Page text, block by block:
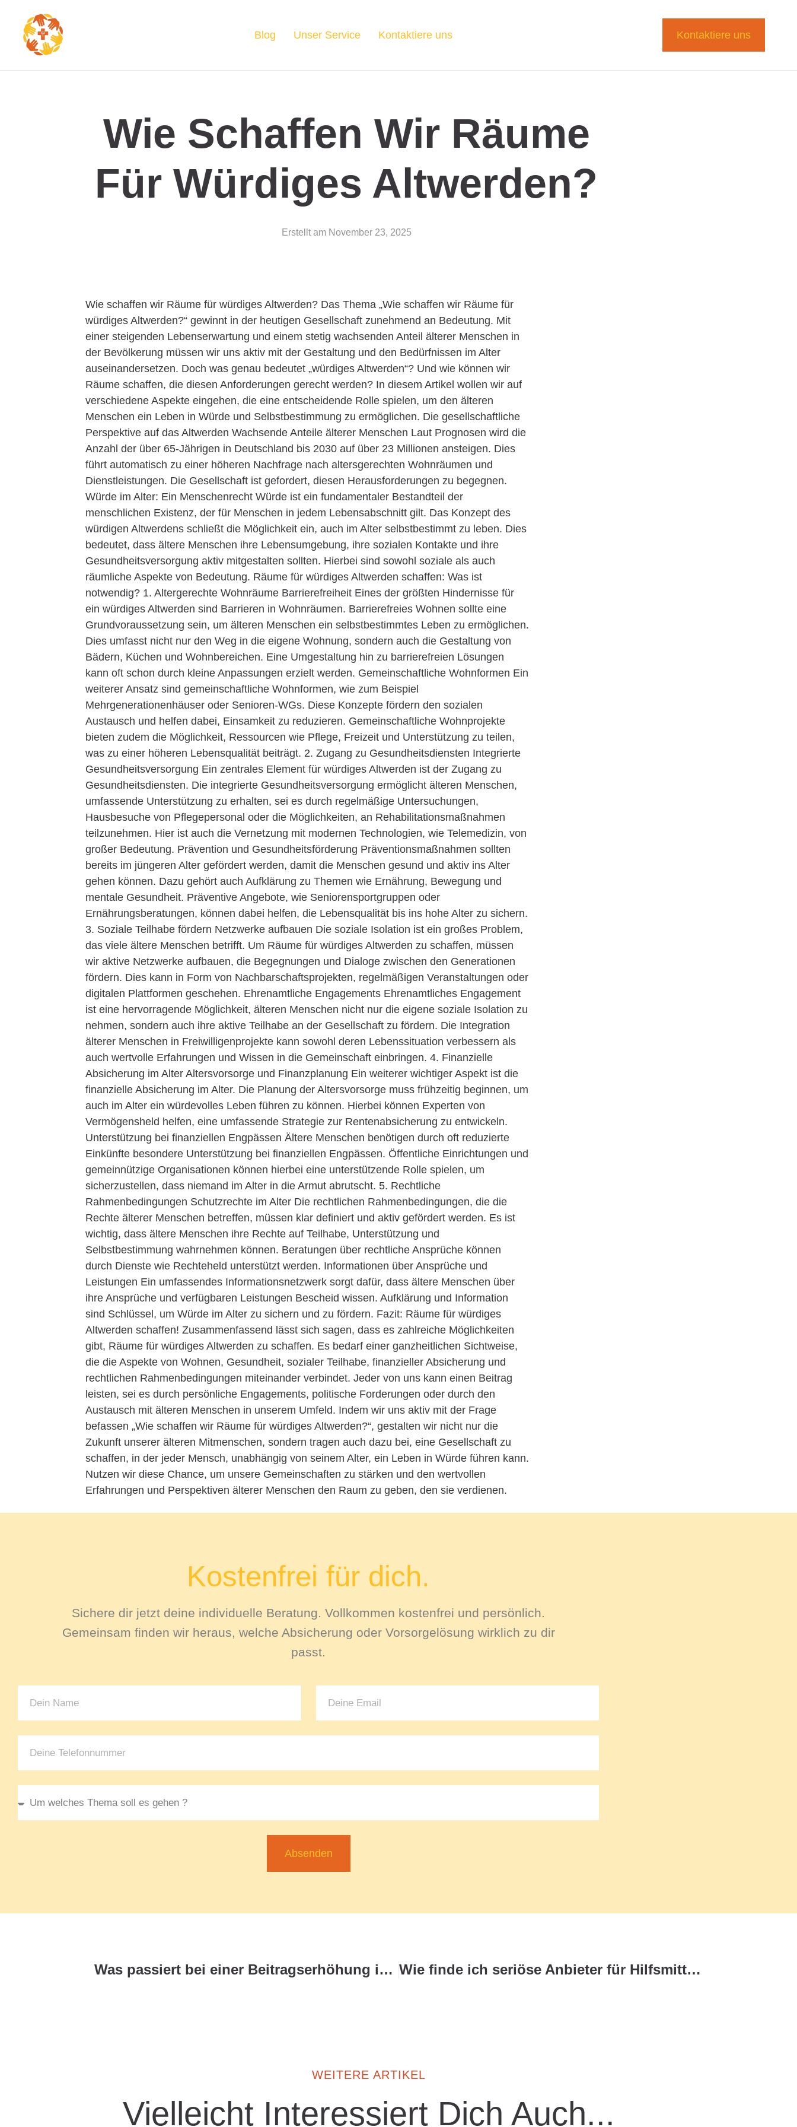
Blog Unser Service Kontaktiere uns Kontaktiere uns
Wie Schaffen Wir Räume
Für Würdiges Altwerden?
Erstellt am November 23, 2025
Wie schaffen wir Räume für würdiges Altwerden? Das Thema „Wie schaffen wir Räume für
würdiges Altwerden?“ gewinnt in der heutigen Gesellschaft zunehmend an Bedeutung. Mit
einer steigenden Lebenserwartung und einem stetig wachsenden Anteil älterer Menschen in
der Bevölkerung müssen wir uns aktiv mit der Gestaltung und den Bedürfnissen im Alter
auseinandersetzen. Doch was genau bedeutet „würdiges Altwerden“? Und wie können wir
Räume schaffen, die diesen Anforderungen gerecht werden? In diesem Artikel wollen wir auf
verschiedene Aspekte eingehen, die eine entscheidende Rolle spielen, um den älteren
Menschen ein Leben in Würde und Selbstbestimmung zu ermöglichen. Die gesellschaftliche
Perspektive auf das Altwerden Wachsende Anteile älterer Menschen Laut Prognosen wird die
Anzahl der über 65-Jährigen in Deutschland bis 2030 auf über 23 Millionen ansteigen. Dies
führt automatisch zu einer höheren Nachfrage nach altersgerechten Wohnräumen und
Dienstleistungen. Die Gesellschaft ist gefordert, diesen Herausforderungen zu begegnen.
Würde im Alter: Ein Menschenrecht Würde ist ein fundamentaler Bestandteil der
menschlichen Existenz, der für Menschen in jedem Lebensabschnitt gilt. Das Konzept des
würdigen Altwerdens schließt die Möglichkeit ein, auch im Alter selbstbestimmt zu leben. Dies
bedeutet, dass ältere Menschen ihre Lebensumgebung, ihre sozialen Kontakte und ihre
Gesundheitsversorgung aktiv mitgestalten sollten. Hierbei sind sowohl soziale als auch
räumliche Aspekte von Bedeutung. Räume für würdiges Altwerden schaffen: Was ist
notwendig? 1. Altergerechte Wohnräume Barrierefreiheit Eines der größten Hindernisse für
ein würdiges Altwerden sind Barrieren in Wohnräumen. Barrierefreies Wohnen sollte eine
Grundvoraussetzung sein, um älteren Menschen ein selbstbestimmtes Leben zu ermöglichen.
Dies umfasst nicht nur den Weg in die eigene Wohnung, sondern auch die Gestaltung von
Bädern, Küchen und Wohnbereichen. Eine Umgestaltung hin zu barrierefreien Lösungen
kann oft schon durch kleine Anpassungen erzielt werden. Gemeinschaftliche Wohnformen Ein
weiterer Ansatz sind gemeinschaftliche Wohnformen, wie zum Beispiel
Mehrgenerationenhäuser oder Senioren-WGs. Diese Konzepte fördern den sozialen
Austausch und helfen dabei, Einsamkeit zu reduzieren. Gemeinschaftliche Wohnprojekte
bieten zudem die Möglichkeit, Ressourcen wie Pflege, Freizeit und Unterstützung zu teilen,
was zu einer höheren Lebensqualität beiträgt. 2. Zugang zu Gesundheitsdiensten Integrierte
Gesundheitsversorgung Ein zentrales Element für würdiges Altwerden ist der Zugang zu
Gesundheitsdiensten. Die integrierte Gesundheitsversorgung ermöglicht älteren Menschen,
umfassende Unterstützung zu erhalten, sei es durch regelmäßige Untersuchungen,
Hausbesuche von Pflegepersonal oder die Möglichkeiten, an Rehabilitationsmaßnahmen
teilzunehmen. Hier ist auch die Vernetzung mit modernen Technologien, wie Telemedizin, von
großer Bedeutung. Prävention und Gesundheitsförderung Präventionsmaßnahmen sollten
bereits im jüngeren Alter gefördert werden, damit die Menschen gesund und aktiv ins Alter
gehen können. Dazu gehört auch Aufklärung zu Themen wie Ernährung, Bewegung und
mentale Gesundheit. Präventive Angebote, wie Seniorensportgruppen oder
Ernährungsberatungen, können dabei helfen, die Lebensqualität bis ins hohe Alter zu sichern.
3. Soziale Teilhabe fördern Netzwerke aufbauen Die soziale Isolation ist ein großes Problem,
das viele ältere Menschen betrifft. Um Räume für würdiges Altwerden zu schaffen, müssen
wir aktive Netzwerke aufbauen, die Begegnungen und Dialoge zwischen den Generationen
fördern. Dies kann in Form von Nachbarschaftsprojekten, regelmäßigen Veranstaltungen oder
digitalen Plattformen geschehen. Ehrenamtliche Engagements Ehrenamtliches Engagement
ist eine hervorragende Möglichkeit, älteren Menschen nicht nur die eigene soziale Isolation zu
nehmen, sondern auch ihre aktive Teilhabe an der Gesellschaft zu fördern. Die Integration
älterer Menschen in Freiwilligenprojekte kann sowohl deren Lebenssituation verbessern als
auch wertvolle Erfahrungen und Wissen in die Gemeinschaft einbringen. 4. Finanzielle
Absicherung im Alter Altersvorsorge und Finanzplanung Ein weiterer wichtiger Aspekt ist die
finanzielle Absicherung im Alter. Die Planung der Altersvorsorge muss frühzeitig beginnen, um
auch im Alter ein würdevolles Leben führen zu können. Hierbei können Experten von
Vermögensheld helfen, eine umfassende Strategie zur Rentenabsicherung zu entwickeln.
Unterstützung bei finanziellen Engpässen Ältere Menschen benötigen durch oft reduzierte
Einkünfte besondere Unterstützung bei finanziellen Engpässen. Öffentliche Einrichtungen und
gemeinnützige Organisationen können hierbei eine unterstützende Rolle spielen, um
sicherzustellen, dass niemand im Alter in die Armut abrutscht. 5. Rechtliche
Rahmenbedingungen Schutzrechte im Alter Die rechtlichen Rahmenbedingungen, die die
Rechte älterer Menschen betreffen, müssen klar definiert und aktiv gefördert werden. Es ist
wichtig, dass ältere Menschen ihre Rechte auf Teilhabe, Unterstützung und
Selbstbestimmung wahrnehmen können. Beratungen über rechtliche Ansprüche können
durch Dienste wie Rechteheld unterstützt werden. Informationen über Ansprüche und
Leistungen Ein umfassendes Informationsnetzwerk sorgt dafür, dass ältere Menschen über
ihre Ansprüche und verfügbaren Leistungen Bescheid wissen. Aufklärung und Information
sind Schlüssel, um Würde im Alter zu sichern und zu fördern. Fazit: Räume für würdiges
Altwerden schaffen! Zusammenfassend lässt sich sagen, dass es zahlreiche Möglichkeiten
gibt, Räume für würdiges Altwerden zu schaffen. Es bedarf einer ganzheitlichen Sichtweise,
die die Aspekte von Wohnen, Gesundheit, sozialer Teilhabe, finanzieller Absicherung und
rechtlichen Rahmenbedingungen miteinander verbindet. Jeder von uns kann einen Beitrag
leisten, sei es durch persönliche Engagements, politische Forderungen oder durch den
Austausch mit älteren Menschen in unserem Umfeld. Indem wir uns aktiv mit der Frage
befassen „Wie schaffen wir Räume für würdiges Altwerden?“, gestalten wir nicht nur die
Zukunft unserer älteren Mitmenschen, sondern tragen auch dazu bei, eine Gesellschaft zu
schaffen, in der jeder Mensch, unabhängig von seinem Alter, ein Leben in Würde führen kann.
Nutzen wir diese Chance, um unsere Gemeinschaften zu stärken und den wertvollen
Erfahrungen und Perspektiven älterer Menschen den Raum zu geben, den sie verdienen.
Kostenfrei für dich.
Sichere dir jetzt deine individuelle Beratung. Vollkommen kostenfrei und persönlich.
Gemeinsam finden wir heraus, welche Absicherung oder Vorsorgelösung wirklich zu dir
passt.
Absenden
Was passiert bei einer Beitragserhöhung in der PKV? Wie finde ich seriöse Anbieter für Hilfsmittelversorgung?
WEITERE ARTIKEL
Vielleicht Interessiert Dich Auch...